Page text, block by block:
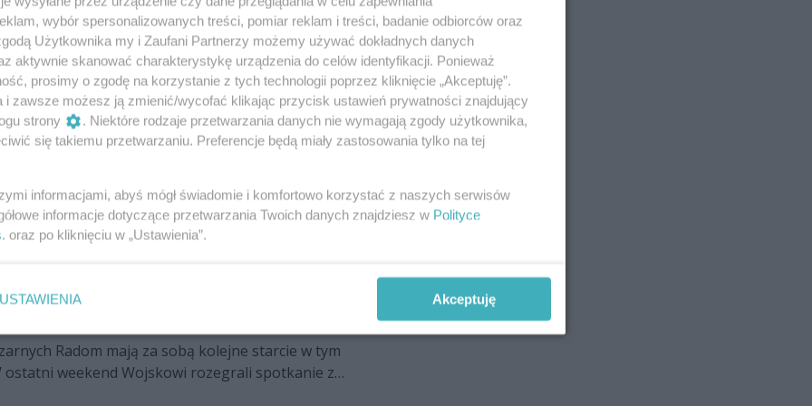
Czarnych Radom znalazło się w szerokim
Polski na sezon 2017. Ferdinando De Giorgi
zawodnicy przebrani w koszulki, a
boisku było kilku zawodników przebranych w
Radom, a nie prawdziwa drużyna –
z Indykpolem AZS-em Olsztyn kapitan
Jest za wcześnie żeby spuszczać
Radom mają za sobą kolejne starcie w tym
ostatni weekend Wojskowi rozegrali spotkanie z
wybór spersonalizowanych treści, pomiar reklam i treści, badanie odbiorców oraz
Użytkownika my i Zaufani Partnerzy możemy używać dokładnych danych
aktywnie skanować charakterystykę urządzenia do celów identyfikacji. Ponieważ
prosimy o zgodę na korzystanie z tych technologii poprzez kliknięcie „Akceptuję”.
i zawsze możesz ją zmienić/wycofać klikając przycisk ustawień prywatności znajdujący
strony
. Niektóre rodzaje przetwarzania danych nie wymagają zgody użytkownika,
się takiemu przetwarzaniu. Preferencje będą miały zastosowania tylko na tej
informacjami, abyś mógł świadomie i komfortowo korzystać z naszych serwisów
informacje dotyczące przetwarzania Twoich danych znajdziesz w Polityce
. oraz po kliknięciu w „Ustawienia”.
USTAWIENIA Akceptuję